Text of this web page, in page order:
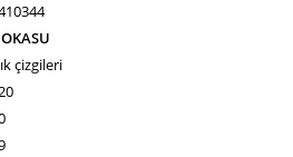
çizgileri